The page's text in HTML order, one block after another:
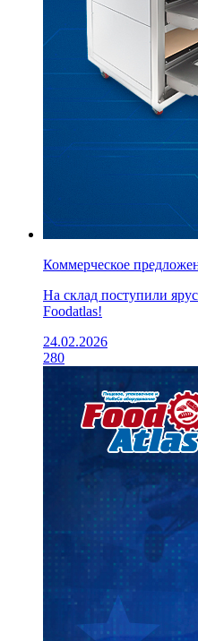
Коммерческое
На склад поступили
Foodatlas!
24.02.2026
280